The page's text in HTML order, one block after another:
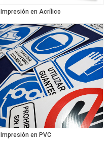
Impresión en Acrílico
Impresión en PVC